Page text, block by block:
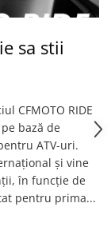
sa stii
CFMOTO RIDE
bază de
ATV-uri.
și vine
în funcție de
pentru prima...